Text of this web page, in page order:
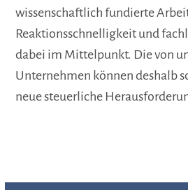
wissenschaftlich fundierte
Reaktionsschnelligkeit und
dabei im Mittelpunkt. Die von
Unternehmen können deshalb
neue steuerliche